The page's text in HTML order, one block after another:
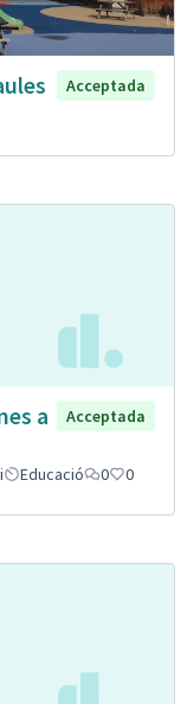
Acceptada
a
Acceptada
Educació 0 0